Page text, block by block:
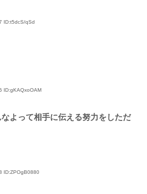
ID:t5dcS/qSd
ID:gKAQxoOAM
よって相手に伝える努力をしただ
ID:ZPOgB0880